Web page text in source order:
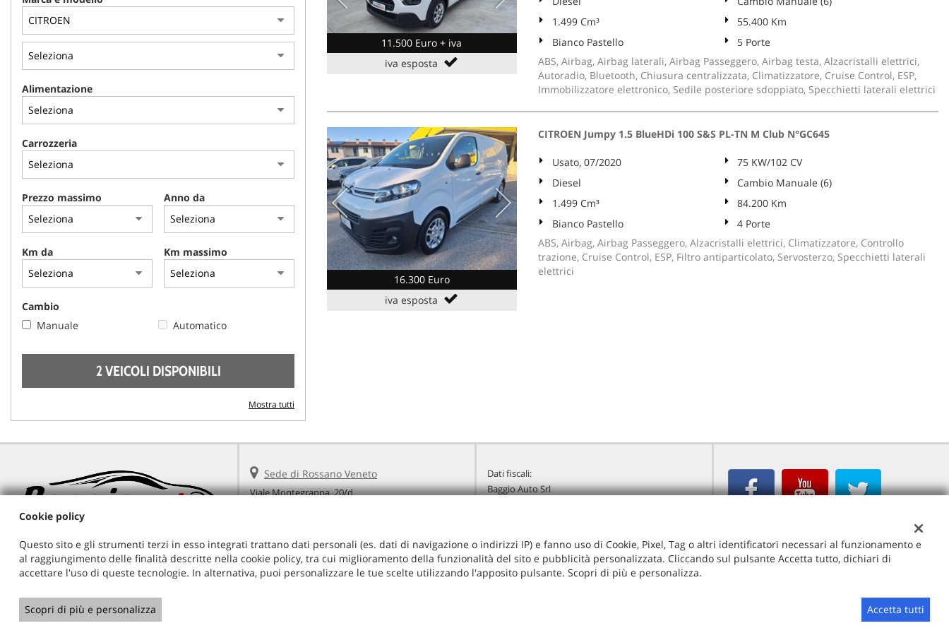
AREA COMMERCIANTI
Alimentazione
Carrozzeria
Prezzo massimo Anno da
Km da Km massimo
Cambio
Manuale
Automatico
2 VEICOLI DISPONIBILI
Mostra tutti
11.500 Euro + iva
iva esposta
1.499 Cm³
55.400 Km
Bianco Pastello
5 Porte
ABS, Airbag, Airbag laterali, Airbag Passeggero, Airbag testa, Alzacristalli elettrici,
Autoradio, Bluetooth, Chiusura centralizzata, Climatizzatore, Cruise Control, ESP,
Immobilizzatore elettronico, Sedile posteriore sdoppiato, Specchietti laterali elettrici
16.300 Euro
iva esposta
CITROEN Jumpy 1.5 BlueHDi 100 S&S PL-TN M Club N°GC645
Usato, 07/2020
75 KW/102 CV
Diesel
Cambio Manuale (6)
1.499 Cm³
84.200 Km
Bianco Pastello
4 Porte
ABS, Airbag, Airbag Passeggero, Alzacristalli elettrici, Climatizzatore, Controllo
trazione, Cruise Control, ESP, Filtro antiparticolato, Servosterzo, Specchietti laterali
elettrici
Sede di Rossano Veneto
Viale Montegrappa, 20/d
Devis Baggio:
+39 335 5452027
Email:
info@baggioauto.it
Indicazioni stradali
Dati fiscali:
Baggio Auto Srl
Copyright © 2026 GestionaleAuto.com S.r.l., Tutti i diritti riservati - GestionaleAuto.com
Cookie policy
Questo sito e gli strumenti terzi in esso integrati trattano dati personali (es. dati di navigazione o indirizzi IP) e fanno uso di Cookie, Pixel, Tag o altri identificatori necessari al funzionamento e
al raggiungimento delle finalità descritte nella cookie policy, tra cui miglioramento della funzionalità del sito e pubblicità personalizzata. Cliccando sul pulsante Accetta tutto, dichiari di
accettare l'uso di queste tecnologie. In alternativa, puoi personalizzare le tue scelte utilizzando l'apposito pulsante. Scopri di più e personalizza.
Scopri di più e personalizza Accetta tutti